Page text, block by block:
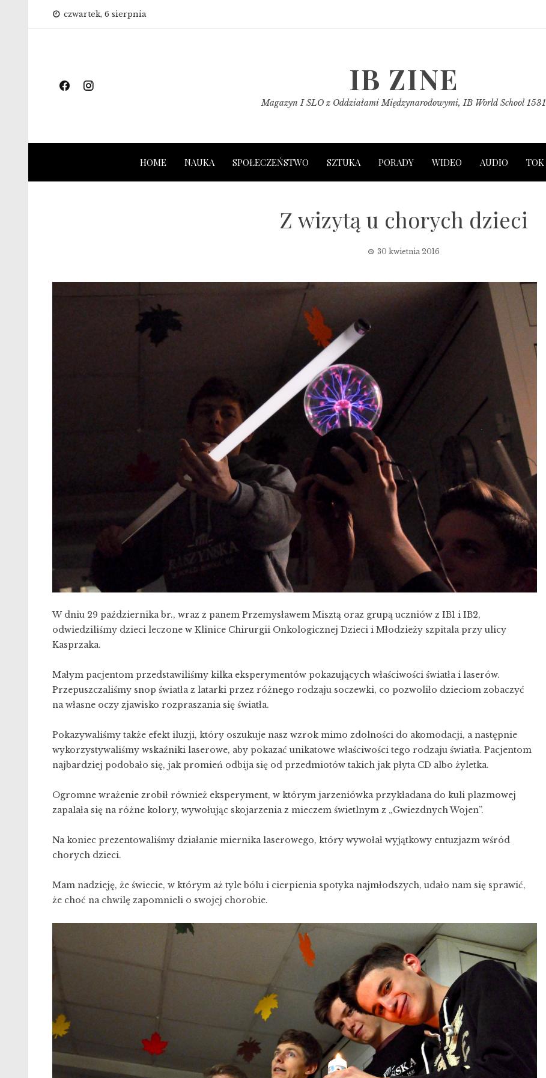
czwartek, 6 sierpnia
IB ZINE
Magazyn I SLO z Oddziałami Międzynarodowymi, IB World School 1531
HOME NAUKA SPOŁECZEŃSTWO SZTUKA PORADY WIDEO AUDIO TOK
Z wizytą u chorych dzieci
30 kwietnia 2016
W dniu 29 października br., wraz z panem Przemysławem Misztą oraz grupą uczniów z IB1 i IB2,
odwiedziliśmy dzieci leczone w Klinice Chirurgii Onkologicznej Dzieci i Młodzieży szpitala przy ulicy
Kasprzaka.
Małym pacjentom przedstawiliśmy kilka eksperymentów pokazujących właściwości światła i laserów.
Przepuszczaliśmy snop światła z latarki przez różnego rodzaju soczewki, co pozwoliło dzieciom zobaczyć
na własne oczy zjawisko rozpraszania się światła.
Pokazywaliśmy także efekt iluzji, który oszukuje nasz wzrok mimo zdolności do akomodacji, a następnie
wykorzystywaliśmy wskaźniki laserowe, aby pokazać unikatowe właściwości tego rodzaju światła. Pacjentom
najbardziej podobało się, jak promień odbija się od przedmiotów takich jak płyta CD albo żyletka.
Ogromne wrażenie zrobił również eksperyment, w którym jarzeniówka przykładana do kuli plazmowej
zapalała się na różne kolory, wywołując skojarzenia z mieczem świetlnym z „Gwiezdnych Wojen”.
Na koniec prezentowaliśmy działanie miernika laserowego, który wywołał wyjątkowy entuzjazm wśród
chorych dzieci.
Mam nadzieję, że świecie, w którym aż tyle bólu i cierpienia spotyka najmłodszych, udało nam się sprawić,
że choć na chwilę zapomnieli o swojej chorobie.